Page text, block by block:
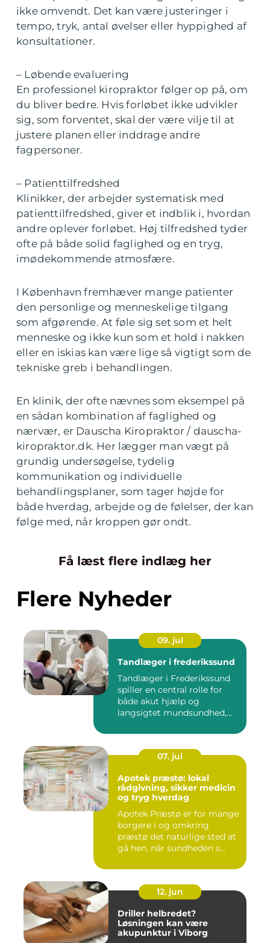
ikke omvendt. Det kan være justeringer i
tempo, tryk, antal øvelser eller hyppighed af
konsultationer.
– Løbende evaluering
En professionel kiropraktor følger op på, om
du bliver bedre. Hvis forløbet ikke udvikler
sig, som forventet, skal der være vilje til at
justere planen eller inddrage andre
fagpersoner.
– Patienttilfredshed
Klinikker, der arbejder systematisk med
patienttilfredshed, giver et indblik i, hvordan
andre oplever forløbet. Høj tilfredshed tyder
ofte på både solid faglighed og en tryg,
imødekommende atmosfære.
I København fremhæver mange patienter
den personlige og menneskelige tilgang
som afgørende. At føle sig set som et helt
menneske og ikke kun som et hold i nakken
eller en iskias kan være lige så vigtigt som de
tekniske greb i behandlingen.
En klinik, der ofte nævnes som eksempel på
en sådan kombination af faglighed og
nærvær, er Dauscha Kiropraktor / dauscha-
kiropraktor.dk. Her lægger man vægt på
grundig undersøgelse, tydelig
kommunikation og individuelle
behandlingsplaner, som tager højde for
både hverdag, arbejde og de følelser, der kan
følge med, når kroppen gør ondt.
Få læst flere indlæg her
Flere Nyheder
09. jul
Tandlæger i frederikssund
Tandlæger i Frederikssund
spiller en central rolle for
både akut hjælp og
langsigtet mundsundhed,
07. jul
Apotek præstø: lokal
rådgivning, sikker medicin
og tryg hverdag
Apotek Præstø er for mange
borgere i og omkring
præstø det naturlige sted at
gå hen, når sundheden s...
12. jun
Driller helbredet?
Løsningen kan være
akupunktur i Viborg